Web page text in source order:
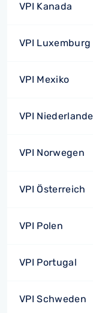
VPI Kanada
VPI Luxemburg
VPI Mexiko
VPI Niederlande
VPI Norwegen
VPI Österreich
VPI Polen
VPI Portugal
VPI Schweden